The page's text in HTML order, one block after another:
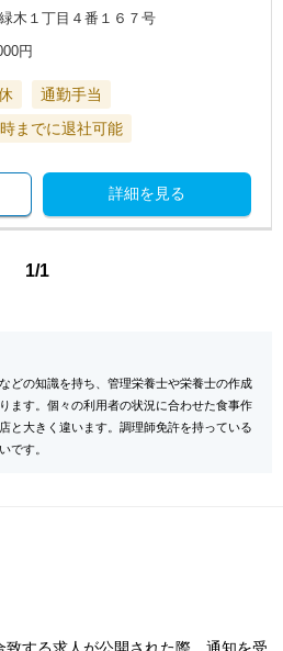
木１丁目４番１６７号
円
通勤手当
までに退社可能
詳細を見る
1/1
どの知識を持ち、管理栄養士や栄養士の作成
ます。個々の利用者の状況に合わせた食事作
と大きく違います。調理師免許を持っている
です。